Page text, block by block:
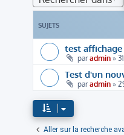
SUJETS
test
paradmin »
Test d'un
paradmin »
Aller sur la recherche